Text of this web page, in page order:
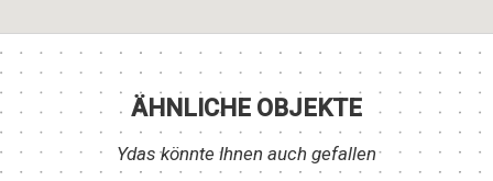
ÄHNLICHE OBJEKTE
Ydas könnte Ihnen auch gefallen